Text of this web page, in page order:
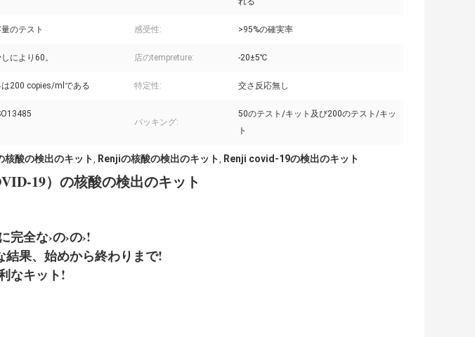
のテスト 感受性: >95%の確実率
により60。 店のtempreture: -20±5℃
200 copies/mlである 特定性: 交さ反応無し
パッキング:
50のテスト/キット及び200のテスト/キッ
ト
核酸の検出のキット, Renjiの核酸の検出のキット, Renji covid-19の検出のキット
19）の核酸の検出のキット
全な›の›の›!
結果、始めから終わりまで!
なキット!